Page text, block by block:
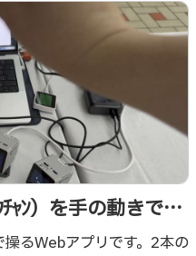
ｬﾝ）を手の動きで操
2026
るWebアプリです。2本の